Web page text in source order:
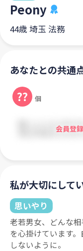
Peony
44歳 埼玉 法務
あなたとの共通
?? 個
会員登
私が大切にして
思いやり
老若男女、どんな
を心掛けています
しないように。